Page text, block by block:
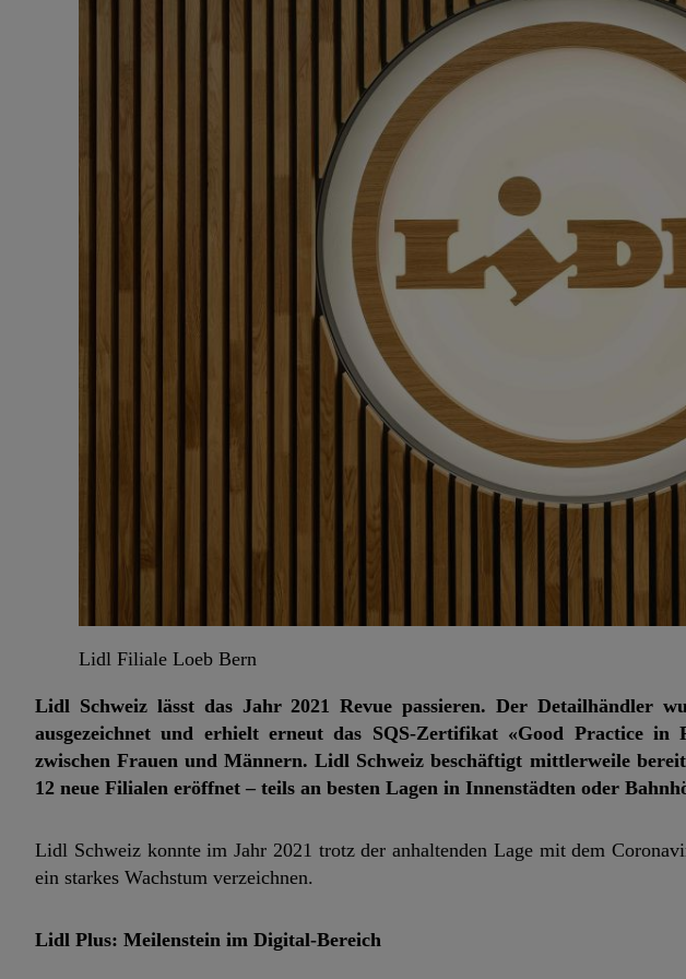
Lidl Filiale Loeb Bern
Lidl Schweiz lässt das Jahr 2021 Revue passieren. Der Detailhändler
ausgezeichnet und erhielt erneut das SQS-Zertifikat «Good Practice
zwischen Frauen und Männern. Lidl Schweiz beschäftigt mittlerweile
12 neue Filialen eröffnet – teils an besten Lagen in Innenstädten oder
Lidl Schweiz konnte im Jahr 2021 trotz der anhaltenden Lage mit dem
ein starkes Wachstum verzeichnen.
Lidl Plus: Meilenstein im Digital-Bereich